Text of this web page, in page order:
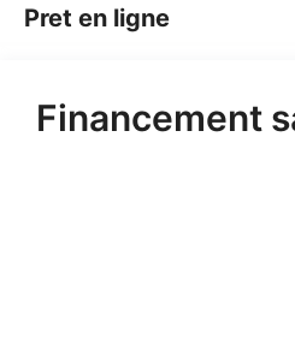
AllerPret en ligne
Financement